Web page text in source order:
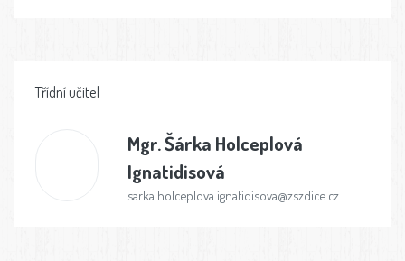
Třídní učitel
Mgr.Šárka Holceplová
Ignatidisová
sarka.holceplova.ignatidisova@zszdice.cz